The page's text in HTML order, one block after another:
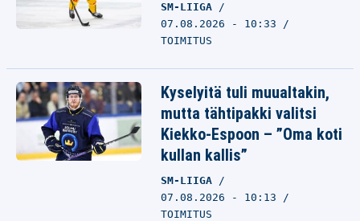
SM-LIIGA
07.08.2026 - 10:33
TOIMITUS
Kyselyitä tuli muualtakin,
mutta tähtipakki valitsi
Kiekko-Espoon – ”Oma koti
kullan kallis”
SM-LIIGA
07.08.2026 - 10:13
TOIMITUS